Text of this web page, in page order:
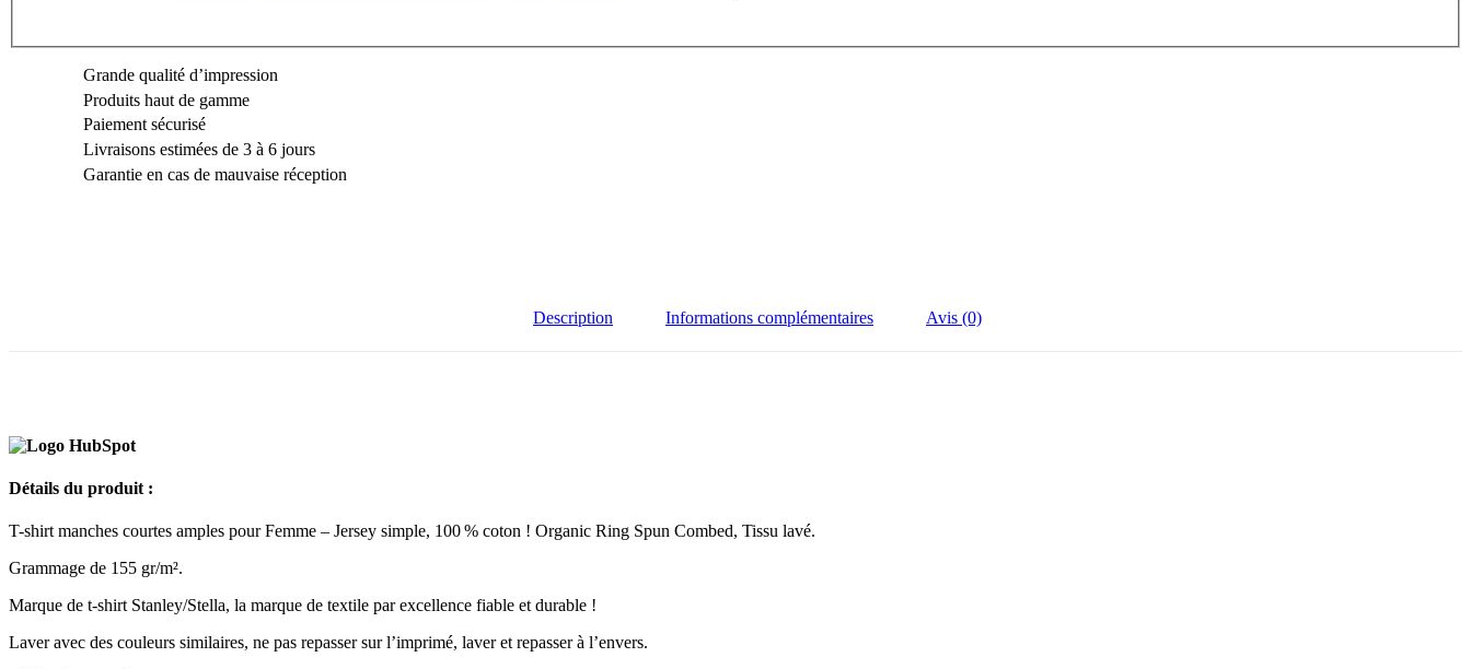
Grande qualité d’impression
Produits haut de gamme
Paiement sécurisé
Livraisons estimées de 3 à 6 jours
Garantie en cas de mauvaise réception
Description Informations complémentaires Avis (0)
Détails du produit :
T-shirt manches courtes amples pour Femme – Jersey simple, 100 % coton ! Organic Ring Spun Combed, Tissu lavé.
Grammage de 155 gr/m².
Marque de t-shirt Stanley/Stella, la marque de textile par excellence fiable et durable !
Laver avec des couleurs similaires, ne pas repasser sur l’imprimé, laver et repasser à l’envers.